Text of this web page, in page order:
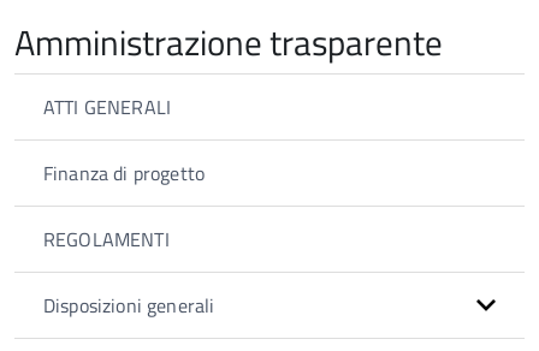
Amministrazione trasparente
ATTI GENERALI
Finanza di progetto
REGOLAMENTI
Disposizioni generali